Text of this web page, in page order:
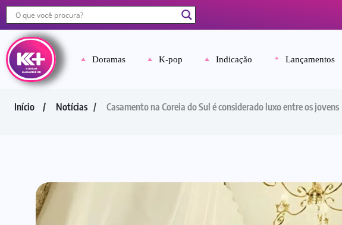
Doramas K-pop Indicação Lançamentos
Início Notícias Casamento na Coreia do Sul é considerado luxo entre os jovens